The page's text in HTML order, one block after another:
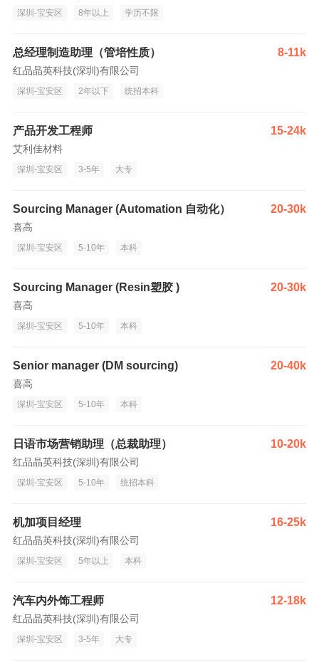
深圳-宝安区 8年以上 学历不限
总经理制造助理（管培性质） 8-11k
红品晶英科技(深圳)有限公司
深圳-宝安区 2年以下 统招本科
产品开发工程师 15-24k
艾利佳材料
深圳-宝安区 3-5年 大专
Sourcing Manager (Automation 自动化） 20-30k
喜高
深圳-宝安区 5-10年 本科
Sourcing Manager (Resin塑胶 ) 20-30k
喜高
深圳-宝安区 5-10年 本科
Senior manager (DM sourcing) 20-40k
喜高
深圳-宝安区 5-10年 本科
日语市场营销助理（总裁助理） 10-20k
红品晶英科技(深圳)有限公司
深圳-宝安区 5-10年 统招本科
机加项目经理 16-25k
红品晶英科技(深圳)有限公司
深圳-宝安区 5年以上 本科
汽车内外饰工程师 12-18k
红品晶英科技(深圳)有限公司
深圳-宝安区 3-5年 大专